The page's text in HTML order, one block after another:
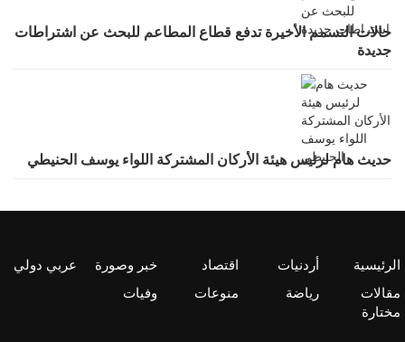
حالات التسمم الأخيرة تدفع قطاع المطاعم للبحث عن اشتراطات
جديدة
حديث هام لرئيس هيئة الأركان المشتركة اللواء يوسف الحنيطي
الرئيسية أردنيات اقتصاد خبر وصورة
عربي دولي
مقالات
مختارة
رياضة منوعات وفيات